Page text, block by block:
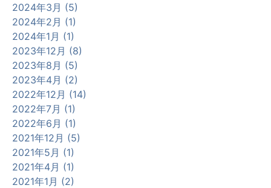
2024年3月 (5)
2024年2月 (1)
2024年1月 (1)
2023年12月 (8)
2023年8月 (5)
2023年4月 (2)
2022年12月 (14)
2022年7月 (1)
2022年6月 (1)
2021年12月 (5)
2021年5月 (1)
2021年4月 (1)
2021年1月 (2)